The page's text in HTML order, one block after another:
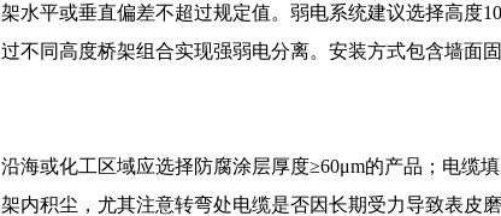
水平或垂直偏差不超过规定值。弱电系统建议选择高度
不同高度桥架组合实现强弱电分离。安装方式包含墙
海或化工区域应选择防腐涂层厚度≥60μm的产品；电缆
内积尘，尤其注意转弯处电缆是否因长期受力导致表皮